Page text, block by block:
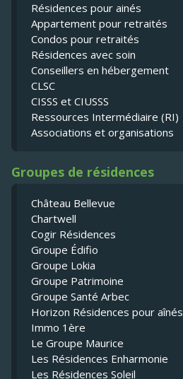
Résidences pour ainés
Appartement pour retraités
Condos pour retraités
Résidences avec soin
Conseillers en hébergement
CLSC
CISSS et CIUSSS
Ressources Intermédiaire (RI)
Associations et organisations
Groupes de résidences
Château Bellevue
Chartwell
Cogir Résidences
Groupe Édifio
Groupe Lokia
Groupe Patrimoine
Groupe Santé Arbec
Horizon Résidences pour aînés
Immo 1ère
Le Groupe Maurice
Les Résidences Enharmonie
Les Résidences Soleil